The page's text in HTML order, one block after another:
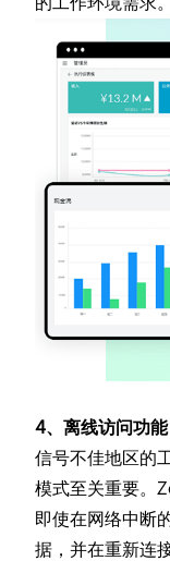
4、离线访问功
信号不佳地区的
模式至关重要。
即使在网络中断
据，并在重新连